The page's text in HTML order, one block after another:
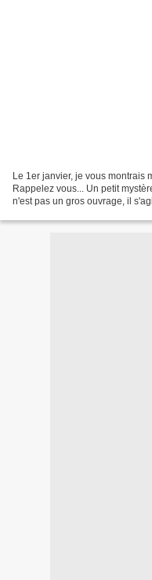
Le 1er janvier, je vous montrais
Rappelez vous... Un petit
n'est pas un gros ouvrage, il